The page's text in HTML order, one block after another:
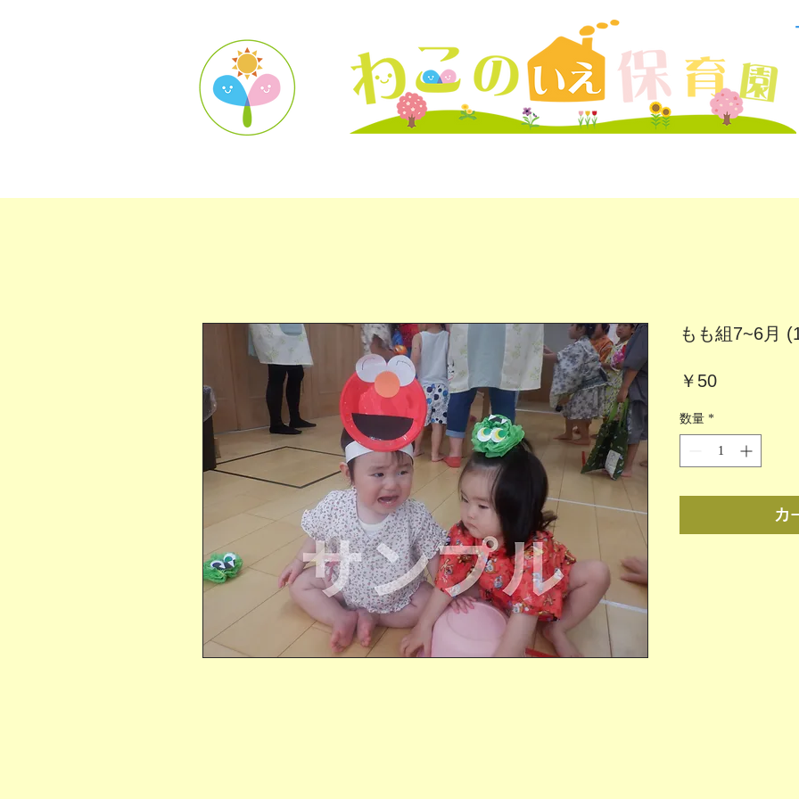
もも組7~6月
￥50価
数量 *
カ